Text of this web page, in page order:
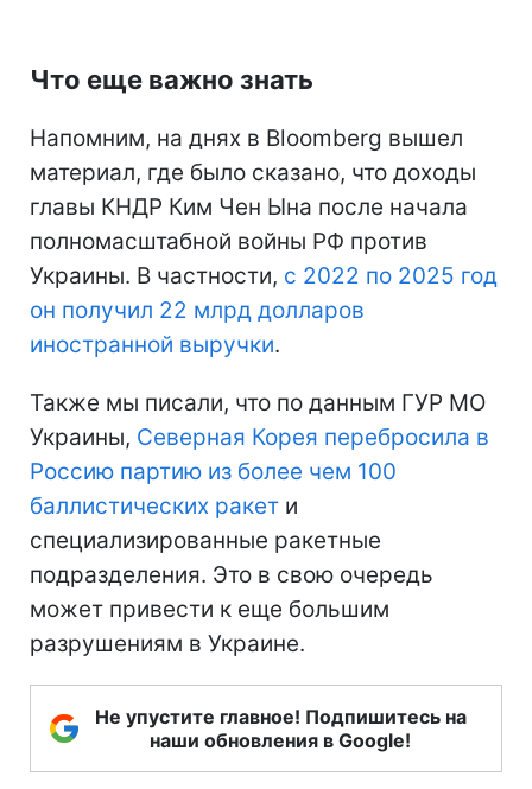
Что еще важно знать
Напомним, на днях в Bloomberg вышел
материал, где было сказано, что доходы
главы КНДР Ким Чен Ына после начала
полномасштабной войны РФ против
Украины. В частности, с 2022 по 2025 год
он получил 22 млрд долларов
иностранной выручки.
Также мы писали, что по данным ГУР МО
Украины, Северная Корея перебросила в
Россию партию из более чем 100
баллистических ракет и
специализированные ракетные
подразделения. Это в свою очередь
может привести к еще большим
разрушениям в Украине.
Не упустите главное! Подпишитесь на
наши обновления в Google!